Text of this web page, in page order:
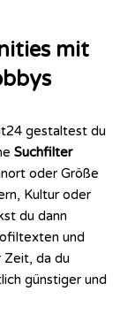
mit
gestaltest du
Suchfilter
oder Größe
Kultur oder
du dann
und
Zeit, da du
günstiger und